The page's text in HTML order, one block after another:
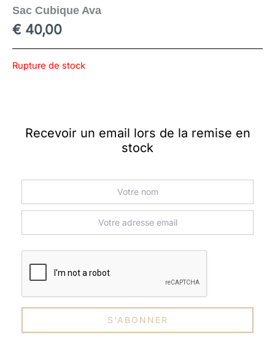
Sac Cubique Ava
€ 40,00
Rupture de stock
Recevoir un email lors de la remise en
stock